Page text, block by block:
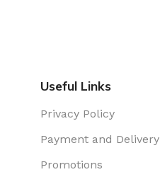
Useful Links
Privacy Policy
Payment and Delivery
Promotions